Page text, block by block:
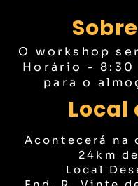
O workshop
Horário - 8:30
para o
Local
Acontecerá na
24km
Local